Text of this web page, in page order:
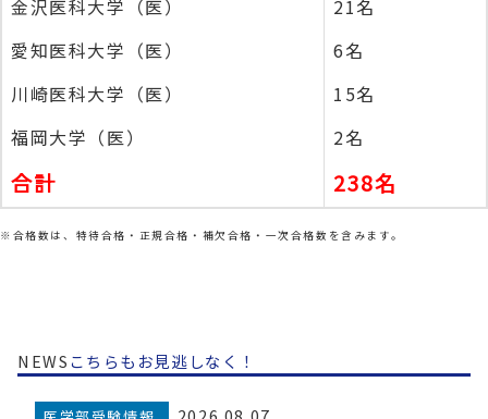
金沢医科大学（医）
21名
愛知医科大学（医）
6名
川崎医科大学（医）
15名
福岡大学（医）
2名
合計 238名
※合格数は、特待合格・正規合格・補欠合格・一次合格数を含みます。
NEWSこちらもお見逃しなく！